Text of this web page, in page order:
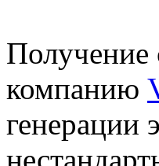
Получение
компанию
генерации